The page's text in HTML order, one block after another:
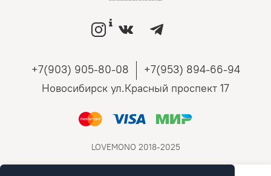
+7(903) 905-80-08
+7(953) 894-66-94
Новосибирск ул.Красный проспект 17
LOVEMONO 2018-2025